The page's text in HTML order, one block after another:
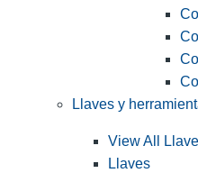
Llaves y
View All
Llaves